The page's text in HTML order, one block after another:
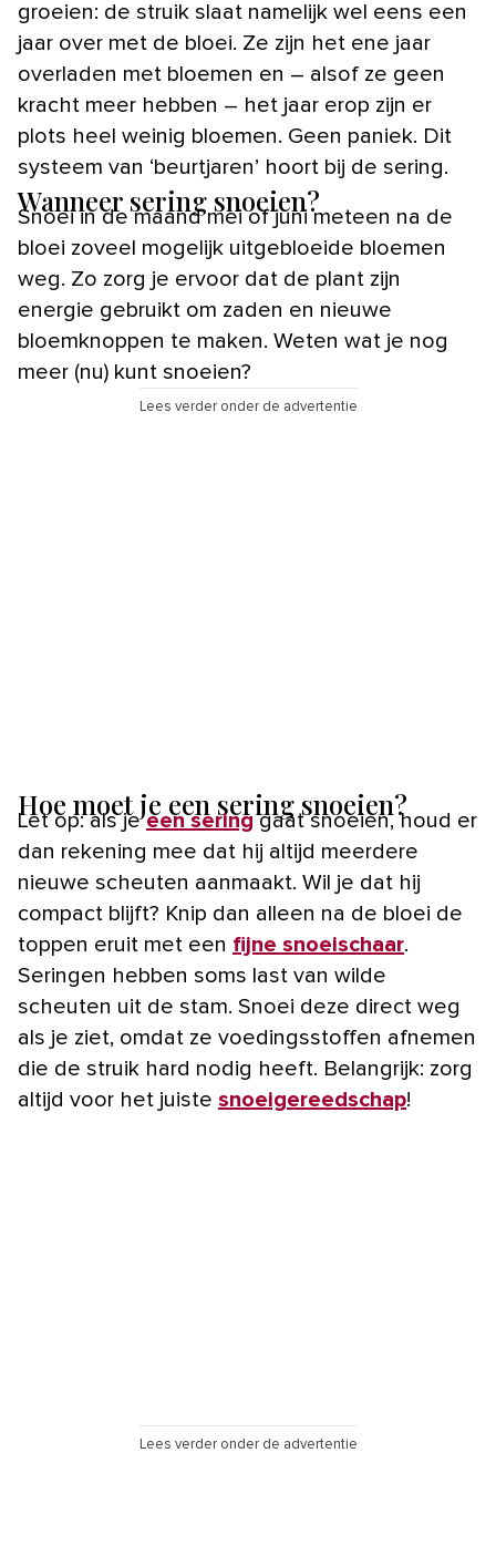
groeien: de struik slaat namelijk wel eens een
jaar over met de bloei. Ze zijn het ene jaar
overladen met bloemen en – alsof ze geen
kracht meer hebben – het jaar erop zijn er
plots heel weinig bloemen. Geen paniek. Dit
systeem van ‘beurtjaren’ hoort bij de sering.
Wanneer sering snoeien?
Snoei in de maand mei of juni meteen na de
bloei zoveel mogelijk uitgebloeide bloemen
weg. Zo zorg je ervoor dat de plant zijn
energie gebruikt om zaden en nieuwe
bloemknoppen te maken. Weten wat je nog
meer (nu) kunt snoeien?
Lees verder onder de advertentie
Hoe moet je een sering snoeien?
Let op: als jeeen seringgaat snoeien, houd er
dan rekening mee dat hij altijd meerdere
nieuwe scheuten aanmaakt. Wil je dat hij
compact blijft? Knip dan alleen na de bloei de
toppen eruit met een fijne snoeischaar.
Seringen hebben soms last van wilde
scheuten uit de stam. Snoei deze direct weg
als je ziet, omdat ze voedingsstoffen afnemen
die de struik hard nodig heeft. Belangrijk: zorg
altijd voor het juiste snoeigereedschap!
Lees verder onder de advertentie